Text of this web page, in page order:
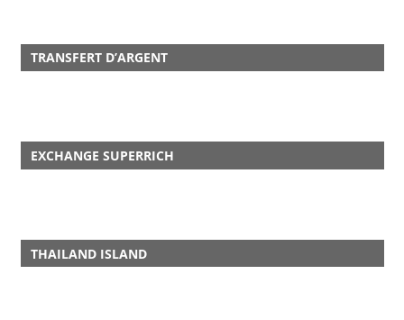
TRANSFERT D’ARGENT
EXCHANGE SUPERRICH
THAILAND ISLAND